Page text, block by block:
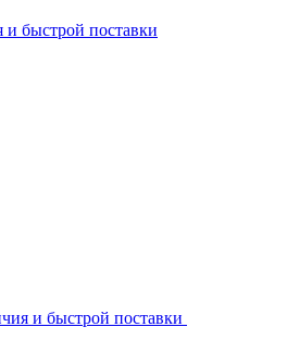
и быстрой поставки
и быстрой поставки